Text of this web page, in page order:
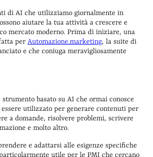
di AI che utilizziamo giornalmente in
aiutare la tua attività a crescere e
mercato moderno. Prima di iniziare, una
per Automazione.marketing, la suite di
e che coniuga meravigliosamente
basato su AI che ormai conosce
essere utilizzato per generare contenuti per
a domande, risolvere problemi, scrivere
e molto altro.
e adattarsi alle esigenze specifiche
utile per le PMI che cercano